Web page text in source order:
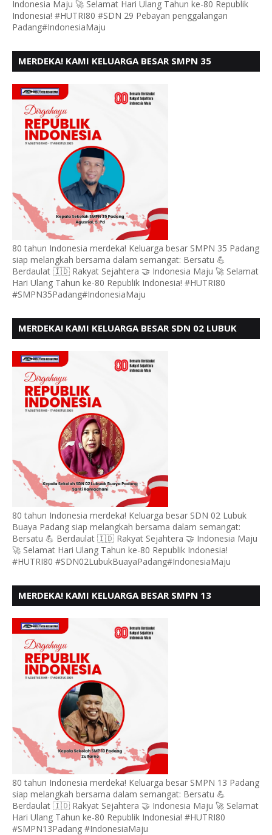
Indonesia Maju 🚀 Selamat Hari Ulang Tahun ke-80 Republik
Indonesia! #HUTRI80 #SDN 29 Pebayan penggalangan
Padang#IndonesiaMaju
MERDEKA! KAMI KELUARGA BESAR SMPN 35
80 tahun Indonesia merdeka! Keluarga besar SMPN 35 Padang
siap melangkah bersama dalam semangat: Bersatu 💪
Berdaulat 🇮🇩 Rakyat Sejahtera 🤝 Indonesia Maju 🚀 Selamat
Hari Ulang Tahun ke-80 Republik Indonesia! #HUTRI80
#SMPN35Padang#IndonesiaMaju
MERDEKA! KAMI KELUARGA BESAR SDN 02 LUBUK
HUT RI KE - 80,
80 tahun Indonesia merdeka! Keluarga besar SDN 02 Lubuk
Buaya Padang siap melangkah bersama dalam semangat:
Bersatu 💪 Berdaulat 🇮🇩 Rakyat Sejahtera 🤝 Indonesia Maju
🚀 Selamat Hari Ulang Tahun ke-80 Republik Indonesia!
#HUTRI80 #SDN02LubukBuayaPadang#IndonesiaMaju
MERDEKA! KAMI KELUARGA BESAR SMPN 13
80 tahun Indonesia merdeka! Keluarga besar SMPN 13 Padang
siap melangkah bersama dalam semangat: Bersatu 💪
Berdaulat 🇮🇩 Rakyat Sejahtera 🤝 Indonesia Maju 🚀 Selamat
Hari Ulang Tahun ke-80 Republik Indonesia! #HUTRI80
#SMPN13Padang #IndonesiaMaju